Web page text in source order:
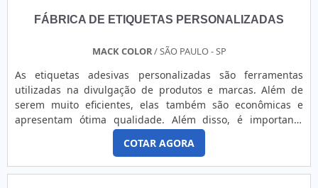
do mercado; Produto de qualidade garantida; Empresa
vantagens.Fabricante de etiquetas de composição nylon da
ETIBAND Indústria e Comércio de Etiquetas Ltda. – EPP é
uma empresa com alta especialização em fabricação dos
mais variados tipos de etiquetas e rótulos para diversos
segmentos industriais, como etiquetas de composição, tags
cartão e adesivos, pinos de fixação, rótulos adesivos,
etiquetas de precificação, dentre muitos outros.
FÁBRICA DE ETIQUETAS PERSONALIZADAS
MACK COLOR/ SÃO PAULO - SP
As etiquetas adesivas personalizadas são ferramentas
utilizadas na divulgação de produtos e marcas. Além de
serem muito eficientes, elas também são econômicas e
apresentam ótima qualidade. Além disso, é importante
lembrar que o produto conta com uma série de opções de
impressão, acabamento e formato, o que é ótimo para os
consumidores que procuram por um item diferenciado.
COTAR AGORA